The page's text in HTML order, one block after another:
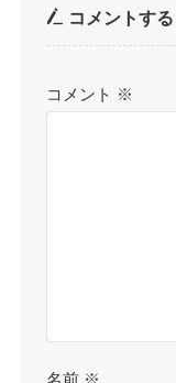
コメントする
コメント ※